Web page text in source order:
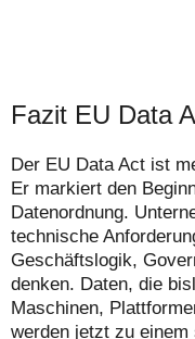
Fazit EU Data
Der EU Data Act ist
Er markiert den
Datenordnung.
technische
Geschäftslogik,
denken. Daten, die
Maschinen,
werden jetzt zu